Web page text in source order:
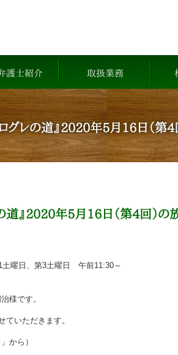
護士紹介 取扱業務
レの道』2020年5月16日（第4
』2020年5月16日（第4回）の
曜日、第3土曜日 午前11:30～
様です。
いただきます。
から）